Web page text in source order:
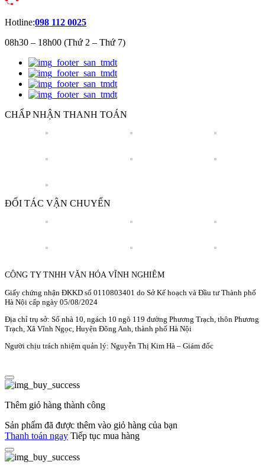
Hotline:098 112 0025
08h30 – 18h00 (Thứ 2 – Thứ 7)
CHẤP NHẬN THANH TOÁN
ĐỐI TÁC VẬN CHUYỂN
CÔNG TY TNHH VĂN HÓA VĨNH NGHIÊM
Giấy chứng nhận ĐKKD số 0110803401 do Sở Kế hoạch và Đầu tư Thành phố
Hà Nội cấp ngày 05/08/2024
Địa chỉ trụ sở: Số nhà 10, ngách 10 ngõ 119 đường Phương Trạch, thôn Phương
Trạch, Xã Vĩnh Ngọc, Huyện Đông Anh, thành phố Hà Nội
Người chịu trách nhiệm quản lý: Nguyễn Thị Kim Hà – Giám đốc
Thêm giỏ hàng thành công
Sản phẩm đã được thêm vào giỏ hàng của bạn
Thanh toán ngay Tiếp tục mua hàng